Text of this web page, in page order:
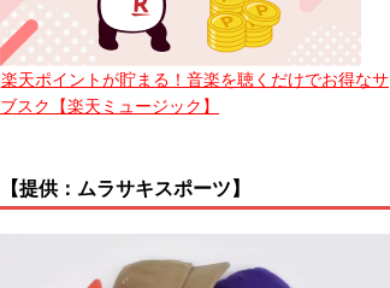
楽天ポイントが貯まる！音楽を聴くだけでお得なサ
ブスク【楽天ミュージック】
【提供：ムラサキスポーツ】